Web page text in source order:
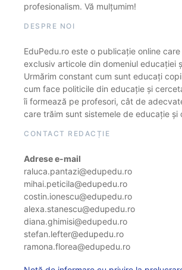
profesionalism. Vă mulțumim!
DESPRE NOI
EduPedu.ro este o publicație online
exclusiv articole din domeniul educației
Urmărim constant cum sunt educați
cum face politicile din educație și
îi formează pe profesori, cât de
care trăim sunt sistemele de educație și
CONTACT REDACȚIE
Adrese e-mail
raluca.pantazi@edupedu.ro
mihai.peticila@edupedu.ro
costin.ionescu@edupedu.ro
alexa.stanescu@edupedu.ro
diana.ghimisi@edupedu.ro
stefan.lefter@edupedu.ro
ramona.florea@edupedu.ro